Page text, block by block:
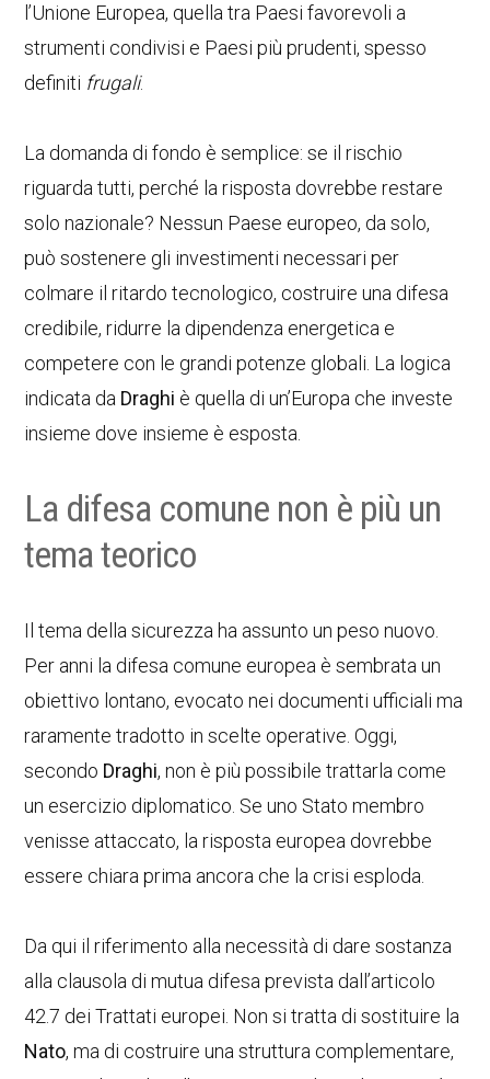
l’Unione Europea, quella tra Paesi favorevoli a
strumenti condivisi e Paesi più prudenti, spesso
definiti frugali.
La domanda di fondo è semplice: se il rischio
riguarda tutti, perché la risposta dovrebbe restare
solo nazionale? Nessun Paese europeo, da solo,
può sostenere gli investimenti necessari per
colmare il ritardo tecnologico, costruire una difesa
credibile, ridurre la dipendenza energetica e
competere con le grandi potenze globali. La logica
indicata da Draghi è quella di un’Europa che investe
insieme dove insieme è esposta.
La difesa comune non è più un
tema teorico
Il tema della sicurezza ha assunto un peso nuovo.
Per anni la difesa comune europea è sembrata un
obiettivo lontano, evocato nei documenti ufficiali ma
raramente tradotto in scelte operative. Oggi,
secondo Draghi, non è più possibile trattarla come
un esercizio diplomatico. Se uno Stato membro
venisse attaccato, la risposta europea dovrebbe
essere chiara prima ancora che la crisi esploda.
Da qui il riferimento alla necessità di dare sostanza
alla clausola di mutua difesa prevista dall’articolo
42.7 dei Trattati europei. Non si tratta di sostituire la
Nato, ma di costruire una struttura complementare,